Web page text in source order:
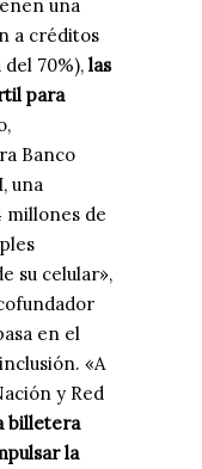
una
a créditos
70%), las
para
Banco
una
millones de
su celular»,
en el
«A
y Red
billetera
la